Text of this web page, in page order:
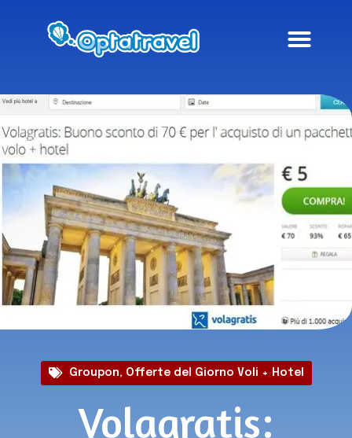
Groupon, Offerte del Giorno Voli + Hotel
Volagratis: